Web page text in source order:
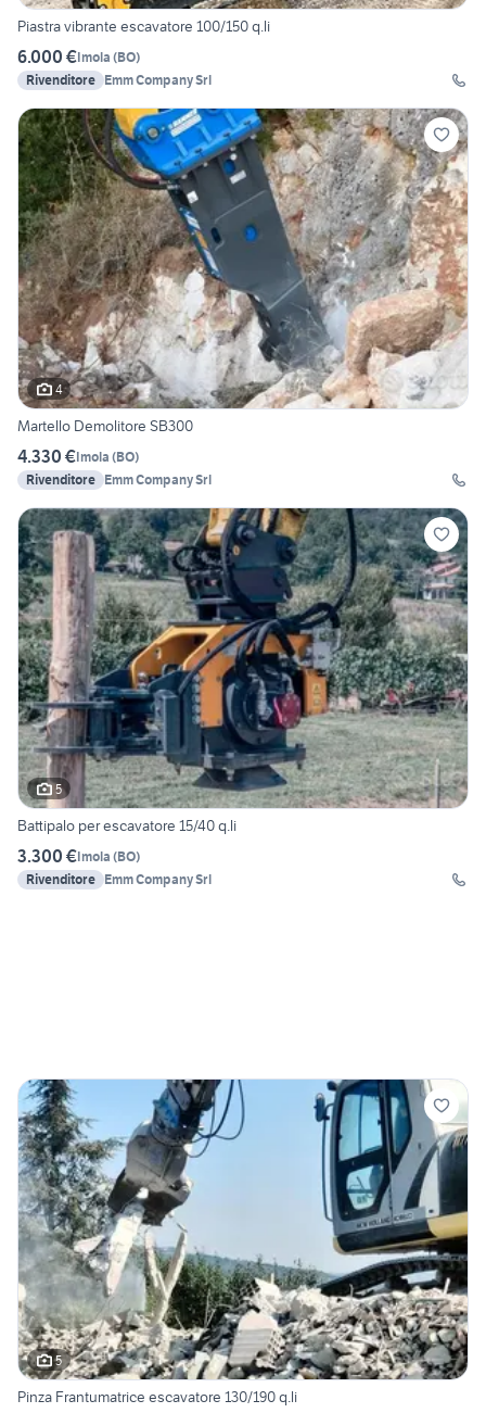
Piastra vibrante escavatore 100/150 q.li
6.000 €Imola (BO)
Rivenditore Emm Company Srl
4
Martello Demolitore SB300
4.330 €Imola (BO)
Rivenditore Emm Company Srl
5
Battipalo per escavatore 15/40 q.li
3.300 €Imola (BO)
Rivenditore Emm Company Srl
5
Pinza Frantumatrice escavatore 130/190 q.li